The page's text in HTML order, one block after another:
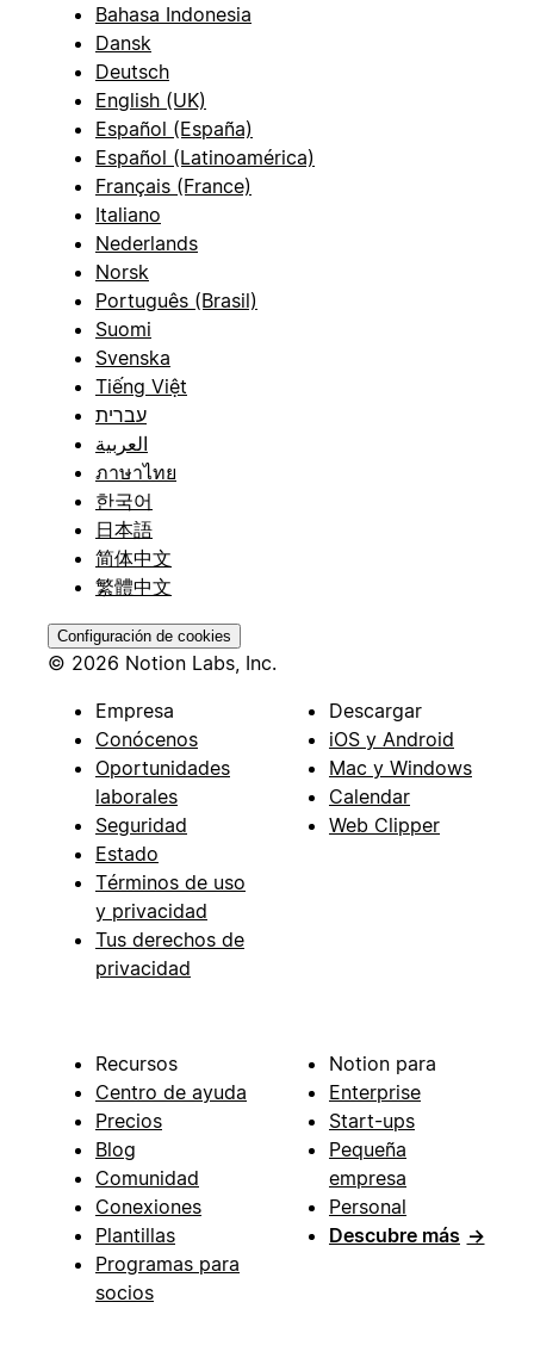
Bahasa Indonesia
Dansk
Deutsch
English (UK)
Español (España)
Español (Latinoamérica)
Français (France)
Italiano
Nederlands
Norsk
Português (Brasil)
Suomi
Svenska
Tiếng Việt
עברית
العربية
ภาษาไทย
한국어
日本語
简体中文
繁體中文
Configuración de cookies
© 2026 Notion Labs, Inc.
Empresa
Conócenos
Oportunidades
laborales
Seguridad
Estado
Términos de uso
y privacidad
Tus derechos de
privacidad
Descargar
iOS y Android
Mac y Windows
Calendar
Web Clipper
Recursos
Centro de ayuda
Precios
Blog
Comunidad
Conexiones
Plantillas
Programas para
socios
Notion para
Enterprise
Start-ups
Pequeña
empresa
Personal
Descubre más →